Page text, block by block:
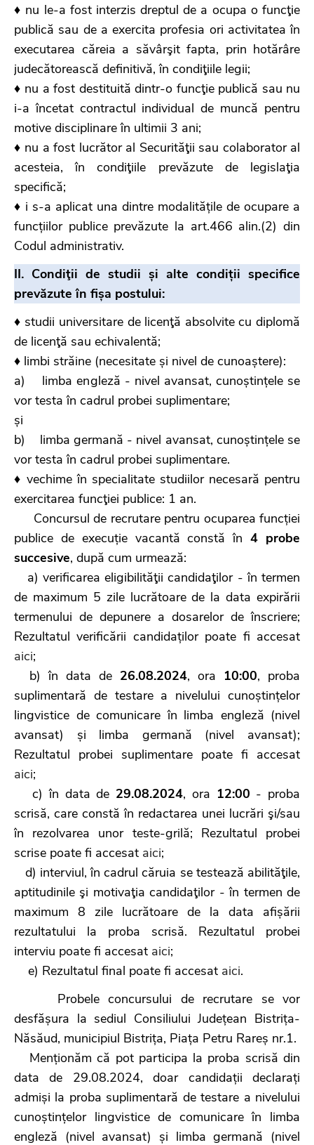
♦ nu le-a fost interzis dreptul de a ocupa o funcţie
publică sau de a exercita profesia ori activitatea în
executarea căreia a săvârşit fapta, prin hotărâre
judecătorească definitivă, în condiţiile legii;
♦ nu a fost destituită dintr-o funcţie publică sau nu
i-a încetat contractul individual de muncă pentru
motive disciplinare în ultimii 3 ani;
♦ nu a fost lucrător al Securităţii sau colaborator al
acesteia, în condiţiile prevăzute de legislaţia
specifică;
♦ i s-a aplicat una dintre modalitățile de ocupare a
funcțiilor publice prevăzute la art.466 alin.(2) din
Codul administrativ.
II. Condiţii de studii și alte condiții specifice
prevăzute în fișa postului:
♦ studii universitare de licenţă absolvite cu diplomă
de licenţă sau echivalentă;
♦ limbi străine (necesitate și nivel de cunoaștere):
a) limba engleză - nivel avansat, cunoștințele se
vor testa în cadrul probei suplimentare;
și
b) limba germană - nivel avansat, cunoștințele se
vor testa în cadrul probei suplimentare.
♦ vechime în specialitate studiilor necesară pentru
exercitarea funcţiei publice: 1 an.
Concursul de recrutare pentru ocuparea funcției
publice de execuție vacantă constă în4 probe
succesive, după cum urmează:
a) verificarea eligibilităţii candidaţilor - în termen
de maximum 5 zile lucrătoare de la data expirării
termenului de depunere a dosarelor de înscriere;
Rezultatul verificării candidaților poate fi accesat
aici;
b) în data de 26.08.2024, ora 10:00, proba
suplimentară de testare a nivelului cunoștințelor
lingvistice de comunicare în limba engleză (nivel
avansat) și limba germană (nivel avansat);
Rezultatul probei suplimentare poate fi accesat
aici;
c) în data de 29.08.2024, ora 12:00 - proba
scrisă, care constă în redactarea unei lucrări şi/sau
în rezolvarea unor teste-grilă; Rezultatul probei
scrise poate fi accesat aici;
d) interviul, în cadrul căruia se testează abilităţile,
aptitudinile şi motivaţia candidaţilor - în termen de
maximum 8 zile lucrătoare de la data afișării
rezultatului la proba scrisă. Rezultatul probei
interviu poate fi accesat aici;
e) Rezultatul final poate fi accesat aici.
Probele concursului de recrutare se vor
desfășura la sediul Consiliului Județean Bistrița-
Năsăud, municipiul Bistrița, Piața Petru Rareș nr.1.
Menționăm că pot participa la proba scrisă din
data de 29.08.2024, doar candidații declarați
admiși la proba suplimentară de testare a nivelului
cunoștințelor lingvistice de comunicare în limba
engleză (nivel avansat) și limba germană (nivel